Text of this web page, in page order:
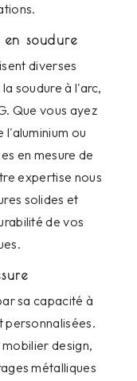
en soudure
diverses
soudure à l'arc,
Que vous ayez
l'aluminium ou
en mesure de
expertise nous
solides et
de vos
sa capacité à
personnalisées.
design,
métalliques